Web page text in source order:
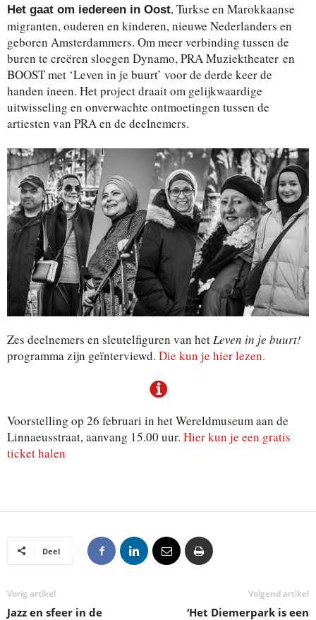
Het gaat om iedereen in Oost, Turkse en Marokkaanse
migranten, ouderen en kinderen, nieuwe Nederlanders en
geboren Amsterdammers. Om meer verbinding tussen de
buren te creëren sloegen Dynamo, PRA Muziektheater en
BOOST met ‘Leven in je buurt’ voor de derde keer de
handen ineen. Het project draait om gelijkwaardige
uitwisseling en onverwachte ontmoetingen tussen de
artiesten van PRA en de deelnemers.
Zes deelnemers en sleutelfiguren van hetLeven in je buurt!
programma zijn geïnterviewd. Die kun je hier lezen.
Voorstelling op 26 februari in het Wereldmuseum aan de
Linnaeusstraat, aanvang 15.00 uur. Hier kun je een gratis
ticket halen
Deel
Vorig artikel
Jazz en sfeer in de
Volgend artikel
‘Het Diemerpark is een